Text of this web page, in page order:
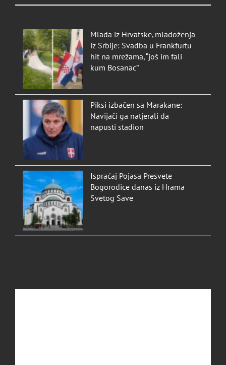
Mlada iz Hrvatske, mladoženja
iz Srbije: Svadba u Frankfurtu
hit na mrežama, “još im fali
kum Bosanac”
Piksi izbačen sa Marakane:
Navijači ga natjerali da
napusti stadion
Ispraćaj Pojasa Presvete
Bogorodice danas iz Hrama
Svetog Save